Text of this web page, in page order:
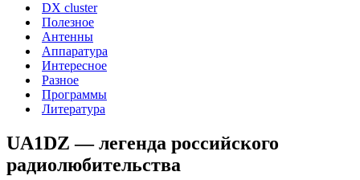
DX cluster
Полезное
Антенны
Аппаратура
Интересное
Разное
Программы
Литература
UA1DZ — легенда российского
радиолюбительства